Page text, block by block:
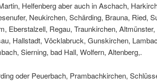
Helfenberg aber auch in Aschach,
Neukirchen, Schärding, Brauna, Ried,
Eberstalzell, Regau, Traunkirchen,
Hallstadt, Vöcklabruck, Gunskirchen,
Sierning, bad Hall, Wolfern, Altenberg,.
oder Peuerbach, Prambachkirchen,